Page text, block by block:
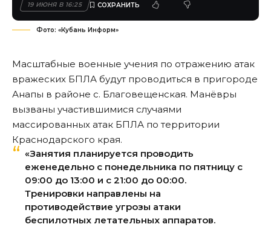
19 ИЮНЯ В 16:25
Фото: «Кубань Информ»
Масштабные военные учения по отражению атак
вражеских БПЛА будут проводиться в пригороде
Анапы в районе с. Благовещенская. Манёвры
вызваны участившимися случаями
массированных атак БПЛА по территории
Краснодарского края.
«Занятия планируется проводить
еженедельно с понедельника по пятницу с
09:00 до 13:00 и с 21:00 до 00:00.
Тренировки направлены на
противодействие угрозы атаки
беспилотных летательных аппаратов.